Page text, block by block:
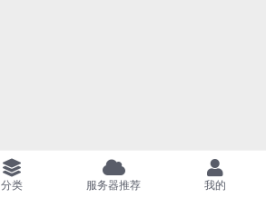
分类 服务器推荐 我的